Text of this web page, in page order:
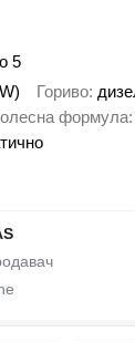
5
Гориво
формула